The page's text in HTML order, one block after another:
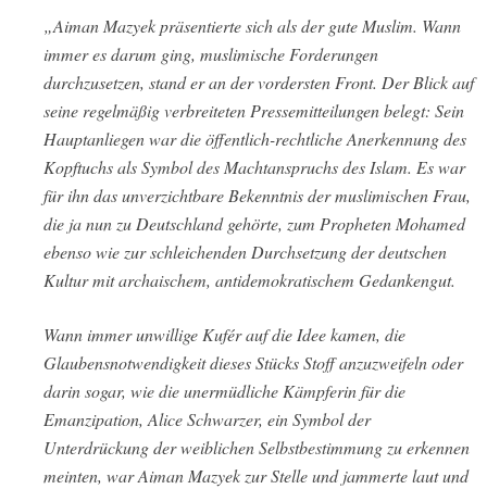
„Aiman Mazyek präsentierte sich als der gute Muslim. Wann
immer es darum ging, muslimische Forderungen
durchzusetzen, stand er an der vordersten Front. Der Blick auf
seine regelmäßig verbreiteten Pressemitteilungen belegt: Sein
Hauptanliegen war die öffentlich-rechtliche Anerkennung des
Kopftuchs als Symbol des Machtanspruchs des Islam. Es war
für ihn das unverzichtbare Bekenntnis der muslimischen Frau,
die ja nun zu Deutschland gehörte, zum Propheten Mohamed
ebenso wie zur schleichenden Durchsetzung der deutschen
Kultur mit archaischem, antidemokratischem Gedankengut.
Wann immer unwillige Kufér auf die Idee kamen, die
Glaubensnotwendigkeit dieses Stücks Stoff anzuzweifeln oder
darin sogar, wie die unermüdliche Kämpferin für die
Emanzipation, Alice Schwarzer, ein Symbol der
Unterdrückung der weiblichen Selbstbestimmung zu erkennen
meinten, war Aiman Mazyek zur Stelle und jammerte laut und